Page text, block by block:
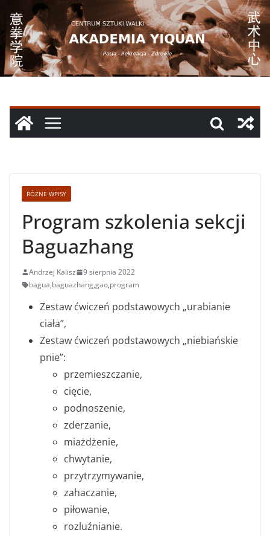
do
treści
RÓŻNE WPISY
Program szkolenia sekcji
Baguazhang
Andrzej Kalisz
9 sierpnia 2022
bagua,baguazhang,gao,program
Zestaw ćwiczeń podstawowych „urabianie
ciała”,
Zestaw ćwiczeń podstawowych „niebiańskie
pnie”:
przemieszczanie,
cięcie,
podnoszenie,
zderzanie,
miażdżenie,
chwytanie,
przytrzymywanie,
zahaczanie,
piłowanie,
rozluźnianie.